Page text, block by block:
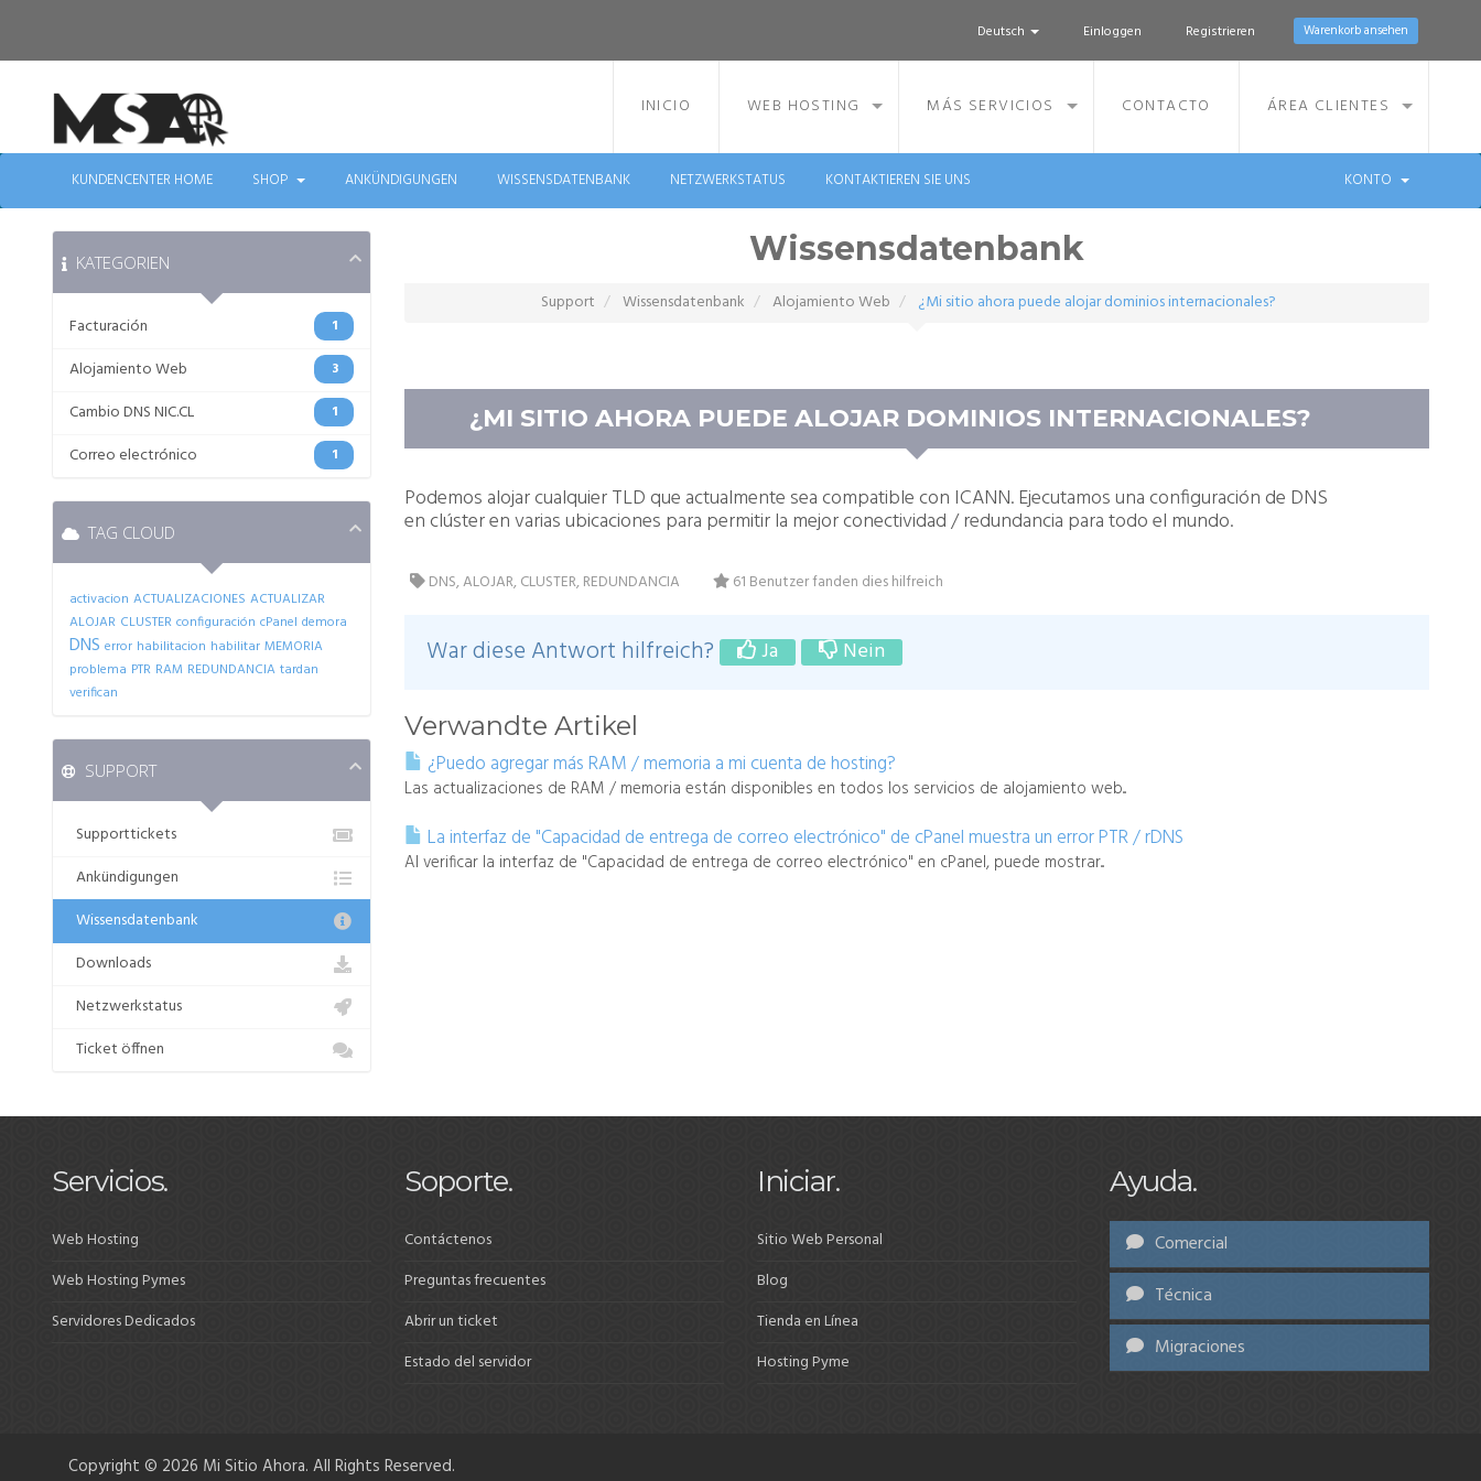
Deutsch Einloggen Registrieren Warenkorb ansehen
INICIO WEB HOSTING MÁS SERVICIOS CONTACTO ÁREA CLIENTES
KUNDENCENTER HOME SHOP ANKÜNDIGUNGEN WISSENSDATENBANK NETZWERKSTATUS KONTAKTIEREN SIE UNS KONTO
Wissensdatenbank
Support Wissensdatenbank Alojamiento Web ¿Mi sitio ahora puede alojar dominios internacionales?
KATEGORIEN
1
Facturación
3
Alojamiento Web
1
Cambio DNS NIC.CL
1
Correo electrónico
¿MI SITIO AHORA PUEDE ALOJAR DOMINIOS INTERNACIONALES?
Podemos alojarcualquierTLD que actualmente sea compatible con ICANN.Ejecutamosunaconfiguraciónde DNS
enclústerenvariasubicaciones para permitirla mejorconectividad/redundancia paratodoel mundo.
DNS, ALOJAR, CLUSTER, REDUNDANCIA 61 Benutzer fanden dies hilfreich
War diese Antwort hilfreich? Ja Nein
Verwandte Artikel
¿Puedo agregar más RAM / memoria a mi cuenta de hosting?
Las actualizaciones de RAM / memoria están disponibles en todos los servicios de alojamiento web...
La interfaz de "Capacidad de entrega de correo electrónico" de cPanel muestra un error PTR / rDNS
Al verificar la interfaz de "Capacidad de entrega de correo electrónico" en cPanel, puede mostrar...
TAG CLOUD
activacion ACTUALIZACIONES ACTUALIZAR
ALOJAR CLUSTER configuración cPanel demora
DNS error habilitacion habilitar MEMORIA
problema PTR RAM REDUNDANCIA tardan
verifican
SUPPORT
Supporttickets
Ankündigungen
Wissensdatenbank
Downloads
Netzwerkstatus
Ticket öffnen
Servicios.
Web Hosting
Web Hosting Pymes
Servidores Dedicados
Soporte.
Contáctenos
Preguntas frecuentes
Abrir un ticket
Estado del servidor
Iniciar.
Sitio Web Personal
Blog
Tienda en Línea
Hosting Pyme
Ayuda.
Comercial
Técnica
Migraciones
Copyright © 2026 Mi Sitio Ahora. All Rights Reserved.